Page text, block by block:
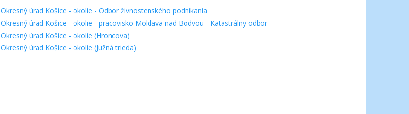
Okresný úrad Košice - okolie - Odbor živnostenského podnikania
Okresný úrad Košice - okolie - pracovisko Moldava nad Bodvou - Katastrálny odbor
Okresný úrad Košice - okolie (Hroncova)
Okresný úrad Košice - okolie (Južná trieda)